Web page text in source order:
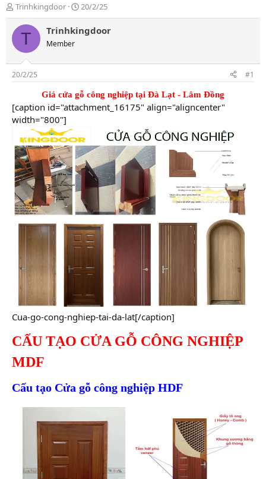
T
h
r
a
s
t
t
e
Trinhkingdoor
N
g
à
20/2/25
T Trinhkingdoor
Member
20/2/25 #1
Giá cửa gỗ công nghiệp tại Đà Lạt - Lâm Đồng
[caption id="attachment_16175" align="aligncenter"
width="800"]
Cua-go-cong-nghiep-tai-da-lat[/caption]
CẤU TẠO CỬA GỖ CÔNG NGHIỆP
MDF
Cấu tạo Cửa gỗ công nghiệp HDF